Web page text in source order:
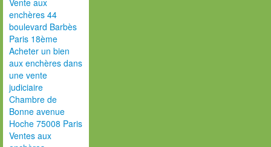
Vente aux
enchères 44
boulevard Barbès
Paris 18ème
Acheter un bien
aux enchères dans
une vente
judiciaire
Chambre de
Bonne avenue
Hoche 75008 Paris
Ventes aux